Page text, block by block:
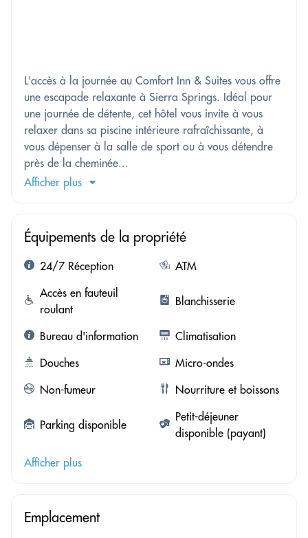
L'accès à la journée au Comfort Inn & Suites vous offre
une escapade relaxante à Sierra Springs. Idéal pour
une journée de détente, cet hôtel vous invite à vous
relaxer dans sa piscine intérieure rafraîchissante, à
vous dépenser à la salle de sport ou à vous détendre
près de la cheminée...
Afficher plus
Équipements de la propriété
24/7 Réception
ATM
Accès en fauteuil
roulant
Blanchisserie
Bureau d'information
Climatisation
Douches
Micro-ondes
Non-fumeur
Nourriture et boissons
Parking disponible
Petit-déjeuner
disponible (payant)
Afficher plus
Emplacement